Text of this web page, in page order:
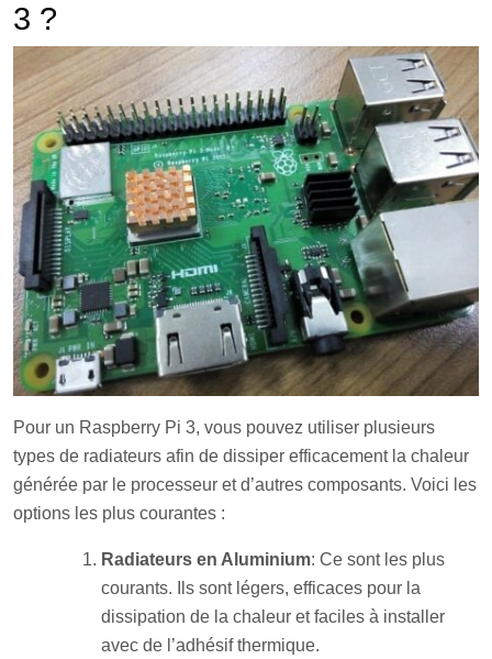
3 ?
Pour un Raspberry Pi 3, vous pouvez utiliser plusieurs
types de radiateurs afin de dissiper efficacement la chaleur
générée par le processeur et d’autres composants. Voici les
options les plus courantes :
Radiateurs en Aluminium: Ce sont les plus
courants. Ils sont légers, efficaces pour la
dissipation de la chaleur et faciles à installer
avec de l’adhésif thermique.